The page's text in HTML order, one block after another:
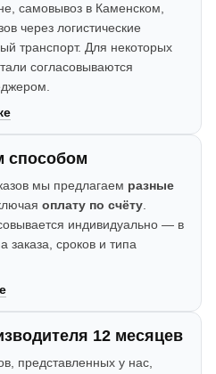
самовывоз в Каменском,
через логистические
транспорт. Для некоторых
согласовываются
способом
мы предлагаем разные
оплату по счёту
индивидуально — в
заказа, сроков и типа
12 месяцев
представленных у нас,